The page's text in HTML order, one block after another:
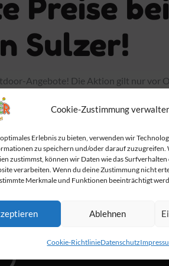
Cookie-Zustimmung
Erlebnis zu bieten, verwenden wir
zu speichern und/oder darauf zuzugreifen.
zustimmst, können wir Daten wie das
verarbeiten. Wenn du deine Zustimmung nicht
Merkmale und Funktionen beeinträchtigt
Ablehnen
Cookie-RichtlinieDatenschutz
Preise bei
Sulzer!
Angebote! Die Aktion gilt nur vor
reicht!